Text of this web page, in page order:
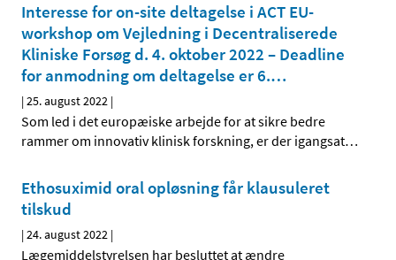
Interesse for on-site deltagelse i ACT EU-
workshop om Vejledning i Decentraliserede
Kliniske Forsøg d. 4. oktober 2022 – Deadline
for anmodning om deltagelse er 6.…
|25. august 2022 |
Som led i det europæiske arbejde for at sikre bedre
rammer om innovativ klinisk forskning, er der igangsat…
Ethosuximid oral opløsning får klausuleret
tilskud
|24. august 2022 |
Lægemiddelstyrelsen har besluttet at ændre